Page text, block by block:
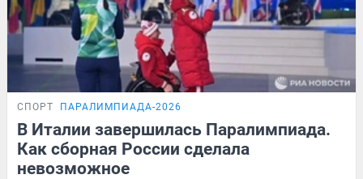
СПОРТ ПАРАЛИМПИАДА-2026
В Италии завершилась Паралимпиада.
Как сборная России сделала
невозможное